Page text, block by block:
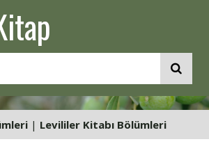
| Levililer Kitabı Bölümleri